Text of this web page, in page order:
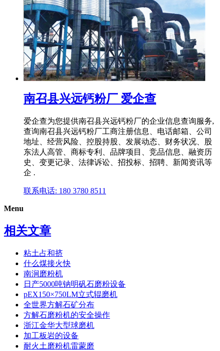
南召县兴远钙粉厂 爱企查
爱企查为您提供南召县兴远钙粉厂的企业信息查询服务,
查询南召县兴远钙粉厂工商注册信息、电话邮箱、公司
地址、经营风险、控股持股、发展动态、财务状况、股
东法人高管、商标专利、品牌项目、竞品信息、融资历
史、变更记录、法律诉讼、招投标、招聘、新闻资讯等
企 .
联系电话: 180 3780 8511
Menu
相关文章
粘土占和挤
什么煤接火快
南涧磨粉机
日产5000吨钠明矾石磨粉设备
pEX150×750LM立式辊磨机
全世界方解石矿分布
方解石磨粉机的安全操作
浙江金华大型球磨机
加工板岩的设备
耐火土磨粉机雷蒙磨